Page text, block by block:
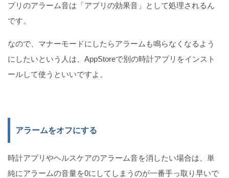
プリのアラーム音は「アプリの効果音」として処理されるん
です。
なので、マナーモードにしたらアラームも鳴らなくなるよう
にしたいという人は、AppStoreで別の時計アプリをインスト
ールして使うといいですよ。
アラームをオフにする
時計アプリやヘルスケアのアラーム音を消したい場合は、単
純にアラームの音量を0にしてしまうのが一番手っ取り早いで